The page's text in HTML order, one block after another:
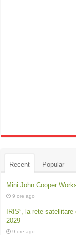
Recent Popular
Mini John Cooper
9 ore ago
IRIS², la rete
2029
9 ore ago